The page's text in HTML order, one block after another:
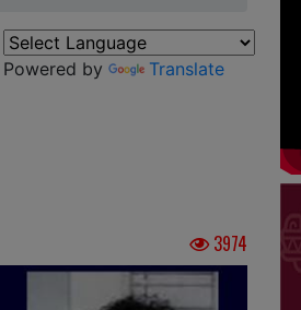
Powered by
Translate
3974